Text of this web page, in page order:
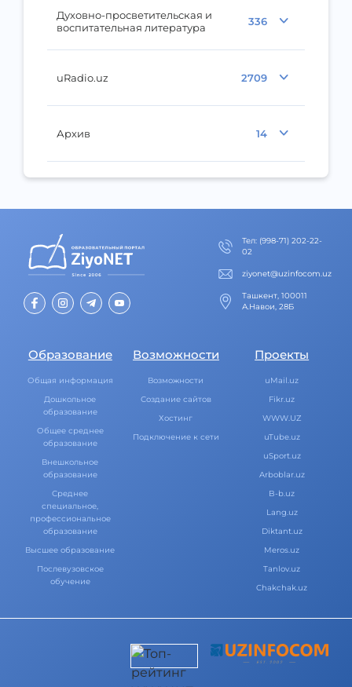
Духовно-просветительская и
воспитательная литература
336
uRadio.uz 2709
Архив 14
Тел: (998-71) 202-22-
02
ziyonet@uzinfocom.uz
Ташкент, 100011
А.Навои, 28Б
Образование
Общая информация
Дошкольное
образование
Общее среднее
образование
Внешкольное
образование
Среднее
специальное,
профессиональное
образование
Высшее образование
Послевузовское
обучение
Возможности
Возможности
Создание сайтов
Хостинг
Подключение к сети
Проекты
uMail.uz
Fikr.uz
WWW.UZ
uTube.uz
uSport.uz
Arboblar.uz
B-b.uz
Lang.uz
Diktant.uz
Meros.uz
Tanlov.uz
Chakchak.uz